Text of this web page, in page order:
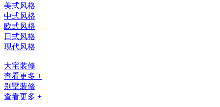
美式风格
中式风格
欧式风格
日式风格
现代风格
大宅装修
查看更多 +
别墅装修
查看更多 +